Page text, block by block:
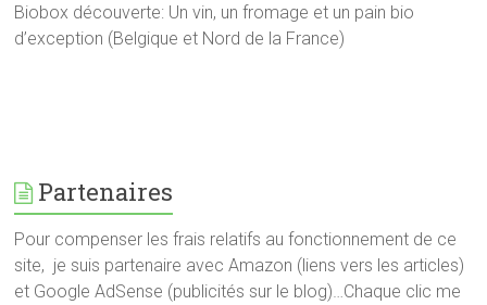
Biobox découverte: Un vin, un fromage et un pain bio
d’exception (Belgique et Nord de la France)
Partenaires
Pour compenser les frais relatifs au fonctionnement de ce
site, je suis partenaire avec Amazon (liens vers les articles)
et Google AdSense (publicités sur le blog)…Chaque clic me